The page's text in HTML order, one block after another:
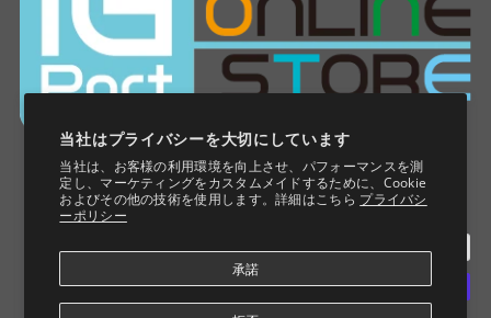
当社はプライバシーを大切にしています
当社は、お客様の利用環境を向上させ、パフォーマンスを測
定し、マーケティングをカスタムメイドするために、Cookie
およびその他の技術を使用します。詳細はこちら プライバシ
ーポリシー
承諾